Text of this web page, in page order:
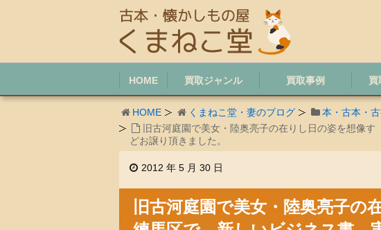
HOME 買取ジャンル 買取事例 買
HOME くまねこ堂・妻のブログ
本・古本・
旧古河庭園で美女・陸奥亮子の在りし日の姿を想像
どお譲り頂きました。
2012 年 5 月 30 日
旧古河庭園で美女・陸奥亮子